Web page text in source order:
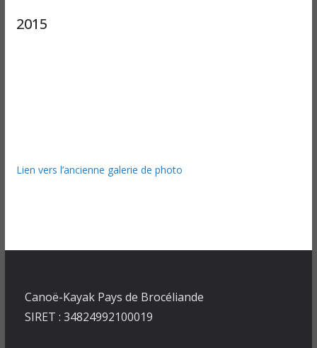
2015
Lien vers l’ancienne galerie de photo
Canoë-Kayak Pays de Brocéliande
SIRET : 34824992100019